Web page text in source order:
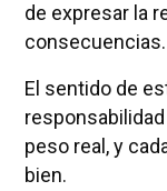
de expresar la
consecuencias.
El sentido de
peso real, y
bien.